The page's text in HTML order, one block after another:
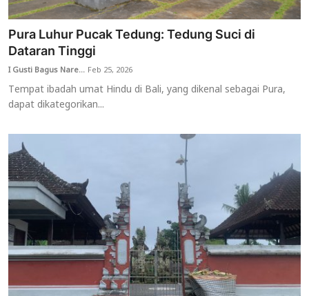
Pura Luhur Pucak Tedung: Tedung Suci di
Dataran Tinggi
I Gusti Bagus Nare... Feb 25, 2026
Tempat ibadah umat Hindu di Bali, yang dikenal sebagai Pura,
dapat dikategorikan...